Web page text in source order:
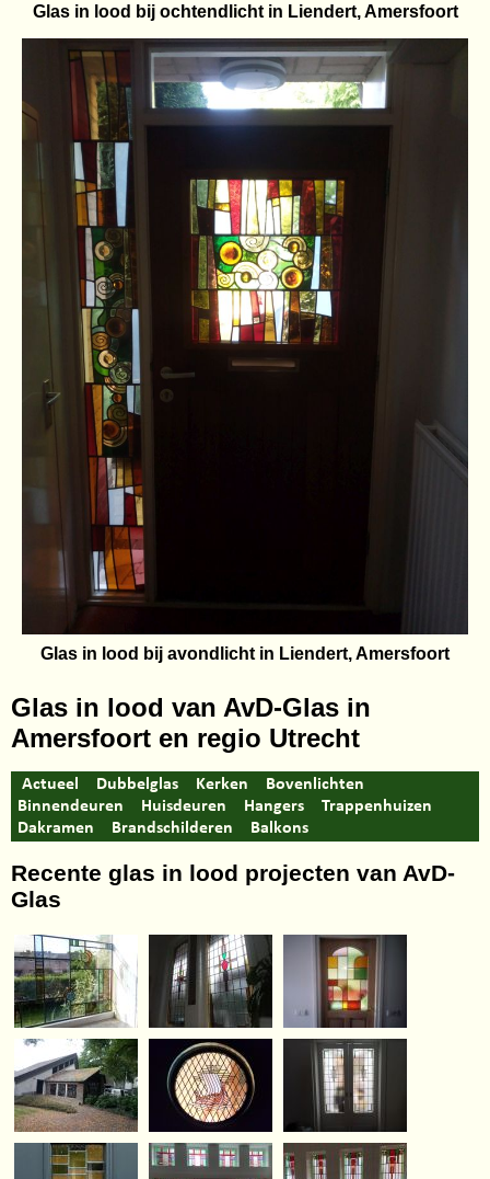
Glas in lood bij ochtendlicht in Liendert, Amersfoort
Glas in lood bij avondlicht in Liendert, Amersfoort
Glas in lood van AvD-Glas in
Amersfoort en regio Utrecht
Actueel Dubbelglas Kerken
Bovenlichten
Binnendeuren
Huisdeuren Hangers
Trappenhuizen
Dakramen
Brandschilderen Balkons
Recente glas in lood projecten van AvD-
Glas